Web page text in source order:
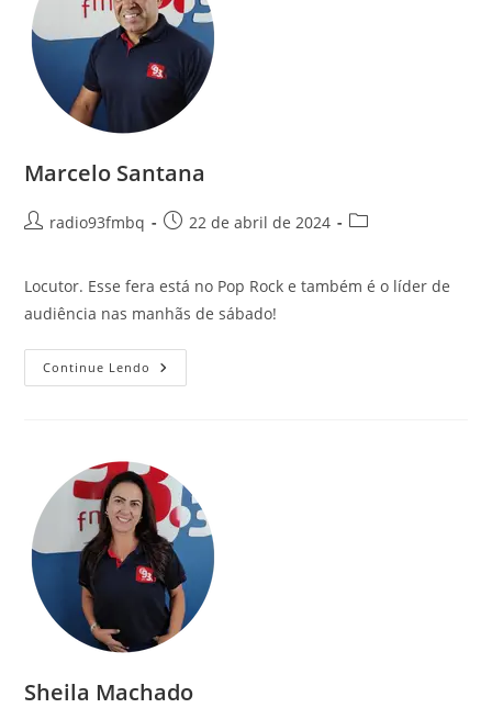
Marcelo Santana
radio93fmbq 22 de abril de 2024
Locutor. Esse fera está no Pop Rock e também é o líder de
audiência nas manhãs de sábado!
Continue Lendo
Sheila Machado